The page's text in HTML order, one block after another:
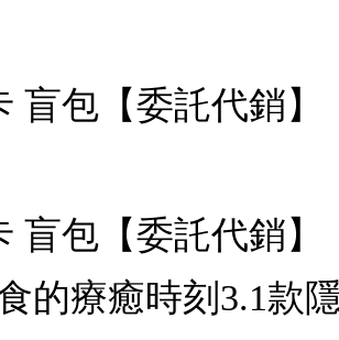
盲包【委託代銷】
盲包【委託代銷
的療癒時刻3.1款